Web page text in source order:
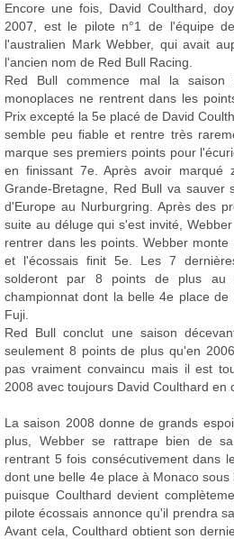
Encore une fois, David Coulthard,
2007, est le pilote n°1 de l'équipe
l'australien Mark Webber, qui avait
l'ancien nom de Red Bull Racing.
Red Bull commence mal la saison
monoplaces ne rentrent dans les
Prix excepté la 5e placé de David
semble peu fiable et rentre très
marque ses premiers points pour
en finissant 7e. Après avoir
Grande-Bretagne, Red Bull va sauver
d'Europe au Nurburgring. Après des
suite au déluge qui s'est invité,
rentrer dans les points. Webber
et l'écossais finit 5e. Les 7
solderont par 8 points de plus au
championnat dont la belle 4e place
Fuji.
Red Bull conclut une saison
seulement 8 points de plus qu'en
pas vraiment convaincu mais il est
2008 avec toujours David Coulthard en
La saison 2008 donne de grands
plus, Webber se rattrape bien de
rentrant 5 fois consécutivement dans
dont une belle 4e place à Monaco
puisque Coulthard devient
pilote écossais annonce qu'il prendra
Avant cela, Coulthard obtient son